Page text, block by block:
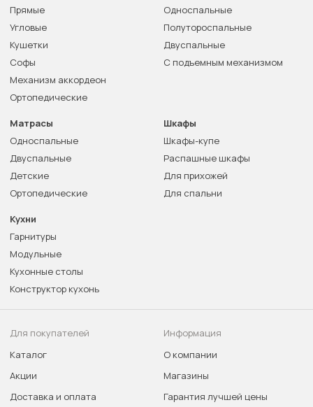
Прямые
Угловые
Кушетки
Софы
Механизм аккордеон
Ортопедические
Односпальные
Полутороспальные
Двуспальные
С подъемным механизмом
Матрасы
Односпальные
Двуспальные
Детские
Ортопедические
Шкафы
Шкафы-купе
Распашные шкафы
Для прихожей
Для спальни
Кухни
Гарнитуры
Модульные
Кухонные столы
Конструктор кухонь
Для покупателей
Каталог
Акции
Доставка и оплата
Информация
О компании
Магазины
Гарантия лучшей цены